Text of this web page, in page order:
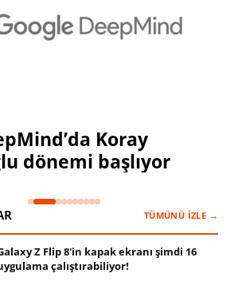
GT 7 serisi 21 günlük
nit ekranla geldi
TÜMÜNÜ İZLE →
Z Flip 8'in kapak ekranı şimdi 16
çalıştırabiliyor!